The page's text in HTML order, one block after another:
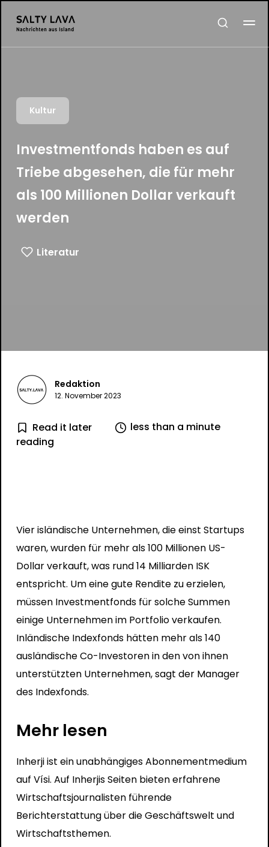
Kultur
Investmentfonds haben es auf
Triebe abgesehen, die für mehr
als 100 Millionen Dollar verkauft
werden
Literatur
Redaktion
12. November 2023
Read it later
less than a minute
reading
Vier isländische Unternehmen, die einst Startups
waren, wurden für mehr als 100 Millionen US-
Dollar verkauft, was rund 14 Milliarden ISK
entspricht. Um eine gute Rendite zu erzielen,
müssen Investmentfonds für solche Summen
einige Unternehmen im Portfolio verkaufen.
Inländische Indexfonds hätten mehr als 140
ausländische Co-Investoren in den von ihnen
unterstützten Unternehmen, sagt der Manager
des Indexfonds.
Mehr lesen
Inherji ist ein unabhängiges Abonnementmedium
auf Vísi. Auf Inherjis Seiten bieten erfahrene
Wirtschaftsjournalisten führende
Berichterstattung über die Geschäftswelt und
Wirtschaftsthemen.